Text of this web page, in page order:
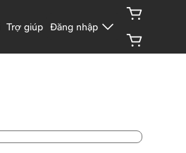
Trợ giúp Đăng nhập